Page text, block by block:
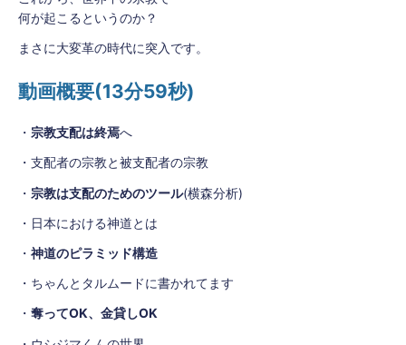
何が起こるというのか？
まさに大変革の時代に突入です。
動画概要(13分59秒)
・ 宗教支配は終焉へ
・支配者の宗教と被支配者の宗教
・ 宗教は支配のためのツール(横森分析)
・日本における神道とは
・ 神道のピラミッド構造
・ちゃんとタルムードに書かれてます
・ 奪ってOK、金貸しOK